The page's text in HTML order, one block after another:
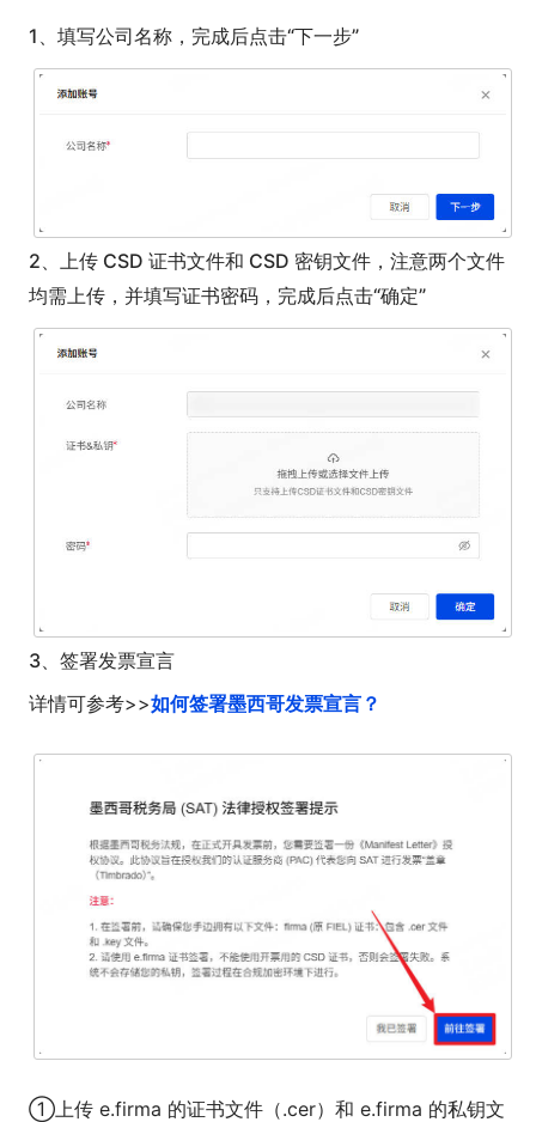
1、填写公司名称，完成后点击“下一步”
2、上传 CSD 证书文件和 CSD 密钥文件，注意两个文件
均需上传，并填写证书密码，完成后点击“确定”
3、签署发票宣言
详情可参考>>如何签署墨西哥发票宣言？
①上传 e.firma 的证书文件（.cer）和 e.firma 的私钥文